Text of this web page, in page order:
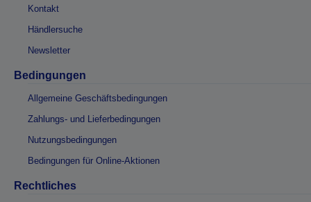
Kontakt
Händlersuche
Newsletter
Bedingungen
Allgemeine Geschäftsbedingungen
Zahlungs- und Lieferbedingungen
Nutzungsbedingungen
Bedingungen für Online-Aktionen
Rechtliches